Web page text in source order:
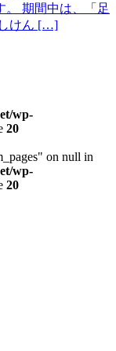
。 期間中は、「足
けん […]
wp-
20
on null in
wp-
20